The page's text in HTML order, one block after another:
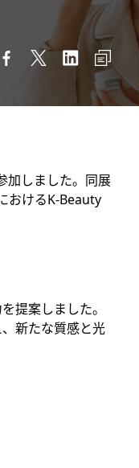
加しました。同展
おけるK-Beauty
提案しました。
新たな質感と光